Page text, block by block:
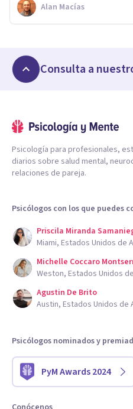
Alan Macías
Consulta a
Psicología para profesionales,
diarios sobre salud mental,
relaciones de pareja.
Psicólogos con los que puedes
Priscila Miranda
Miami, Estados Unidos de
Michelle Coccaro
Weston, Estados Unidos
Agustin De Brito
Austin, Estados Unidos de
Psicólogos nominados y
PyM Awards 2024